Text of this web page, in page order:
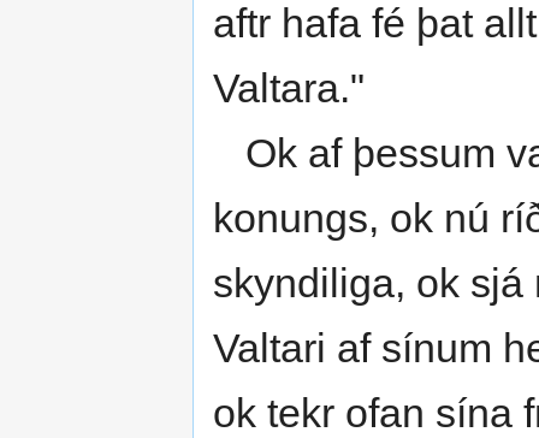
aftr hafa fé þat
Valtara."
Ok af þessum
konungs, ok nú
skyndiliga, ok sjá
Valtari af sínum
ok tekr ofan sína